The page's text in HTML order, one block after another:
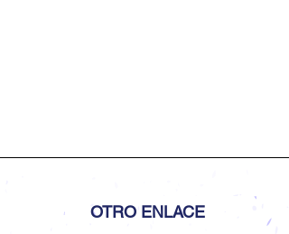
OTRO ENLACE